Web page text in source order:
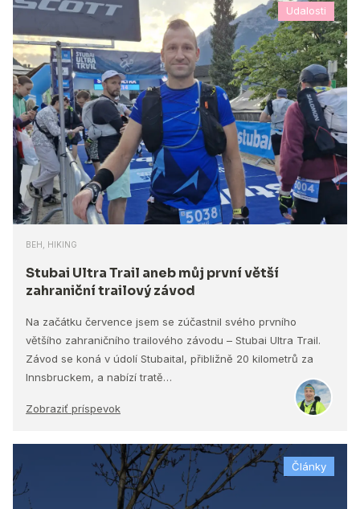
Udalosti
BEH, HIKING
Stubai Ultra Trail aneb můj první větší
zahraniční trailový závod
Na začátku července jsem se zúčastnil svého prvního
většího zahraničního trailového závodu – Stubai Ultra Trail.
Závod se koná v údolí Stubaital, přibližně 20 kilometrů za
Innsbruckem, a nabízí tratě…
Zobraziť príspevok
Články